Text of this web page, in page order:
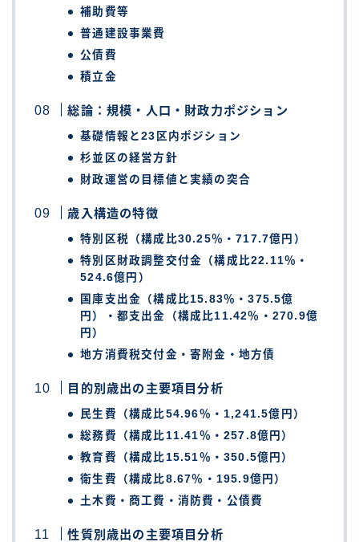
補助費等
普通建設事業費
公債費
積立金
総論：規模・人口・財政力ポジション
基礎情報と23区内ポジション
杉並区の経営方針
財政運営の目標値と実績の突合
歳入構造の特徴
特別区税（構成比30.25％・717.7億円）
特別区財政調整交付金（構成比22.11％・
524.6億円）
国庫支出金（構成比15.83％・375.5億
円）・都支出金（構成比11.42％・270.9億
円）
地方消費税交付金・寄附金・地方債
目的別歳出の主要項目分析
民生費（構成比54.96％・1,241.5億円）
総務費（構成比11.41％・257.8億円）
教育費（構成比15.51％・350.5億円）
衛生費（構成比8.67％・195.9億円）
土木費・商工費・消防費・公債費
性質別歳出の主要項目分析